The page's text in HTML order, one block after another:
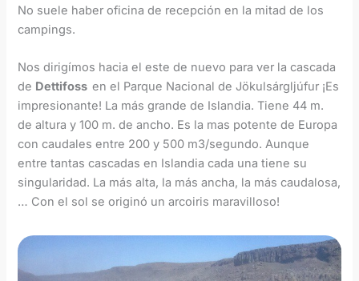
No suele haber oficina de recepción en la mitad de los
campings.
Nos dirigímos hacia el este de nuevo para ver la cascada
de Dettifossen el Parque Nacional de Jökulsárgljúfur ¡Es
impresionante! La más grande de Islandia. Tiene 44 m.
de altura y 100 m. de ancho. Es la mas potente de Europa
con caudales entre 200 y 500 m3/segundo. Aunque
entre tantas cascadas en Islandia cada una tiene su
singularidad. La más alta, la más ancha, la más caudalosa,
… Con el sol se originó un arcoiris maravilloso!